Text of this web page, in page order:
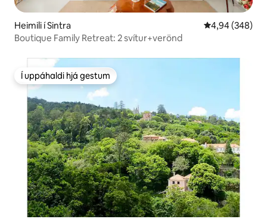
Heimili í Sintra 4,94 af 5 í
4,94 (348)
Boutique Family Retreat: 2 svítur+verönd
Í uppáhaldi hjá gestum
Í uppáhaldi hjá gestum